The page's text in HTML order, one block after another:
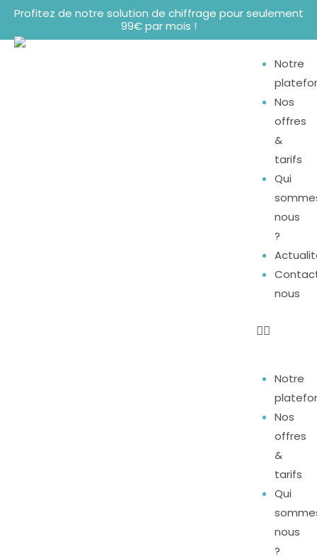
Profitez de notre solution de chiffrage pour seulement
99€ par mois !
Notre
Nos
offres
&
tarifs
Qui
nous
?
nous
Notre
Nos
offres
&
tarifs
Qui
nous
?